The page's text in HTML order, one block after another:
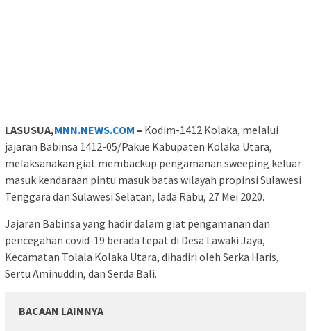
LASUSUA,MNN.NEWS.COM – Kodim-1412 Kolaka, melalui
jajaran Babinsa 1412-05/Pakue Kabupaten Kolaka Utara,
melaksanakan giat membackup pengamanan sweeping keluar
masuk kendaraan pintu masuk batas wilayah propinsi Sulawesi
Tenggara dan Sulawesi Selatan, lada Rabu, 27 Mei 2020.
Jajaran Babinsa yang hadir dalam giat pengamanan dan
pencegahan covid-19 berada tepat di Desa Lawaki Jaya,
Kecamatan Tolala Kolaka Utara, dihadiri oleh Serka Haris,
Sertu Aminuddin, dan Serda Bali.
BACAAN LAINNYA